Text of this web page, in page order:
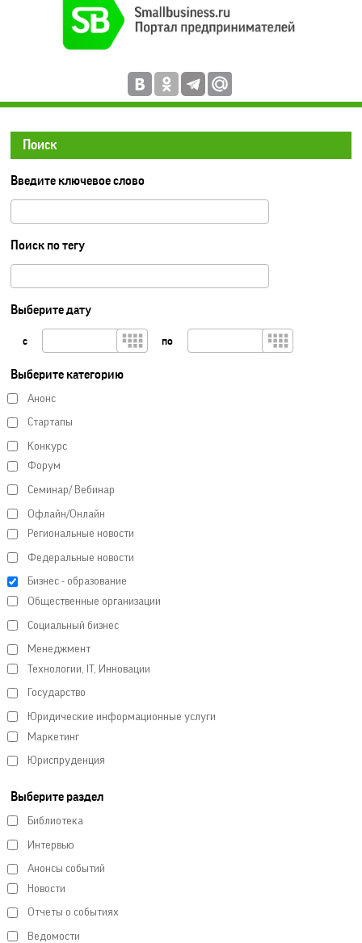
Поиск
Введите ключевое слово
Поиск по тегу
Выберите дату
с по
Выберите категорию
Анонс
Стартапы
Конкурс
Форум
Семинар/ Вебинар
Офлайн/Онлайн
Региональные новости
Федеральные новости
Бизнес - образование
Общественные организации
Социальный бизнес
Менеджмент
Технологии, IT, Инновации
Государство
Юридические информационные услуги
Маркетинг
Юриспруденция
Выберите раздел
Библиотека
Интервью
Анонсы событий
Новости
Отчеты о событиях
Ведомости